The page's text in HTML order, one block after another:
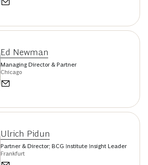
Ed Newman
Managing Director & Partner
Chicago
Ulrich Pidun
Partner & Director; BCG Institute Insight Leader
Frankfurt